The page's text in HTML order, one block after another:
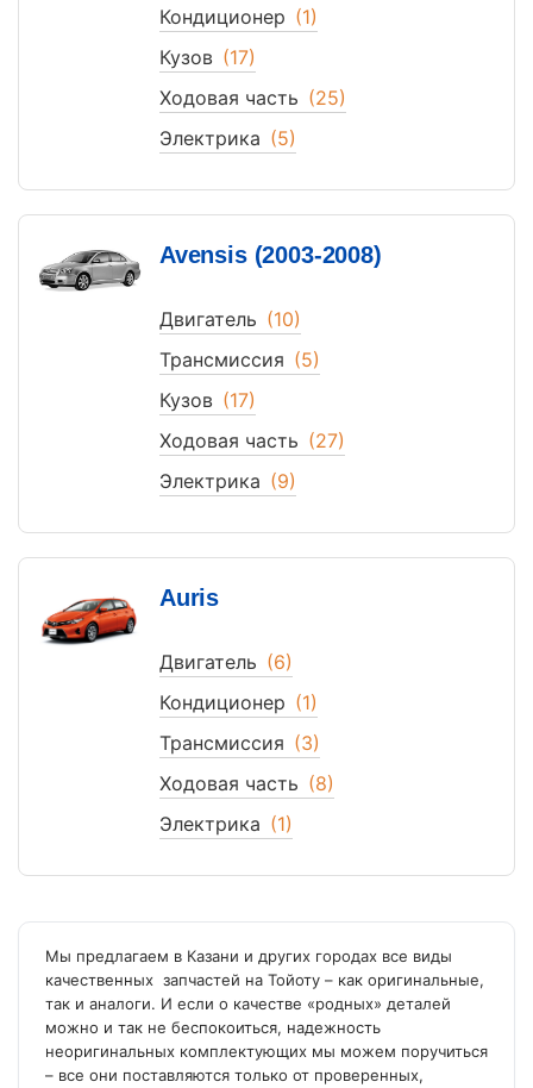
Кондиционер (1)
Кузов (17)
Ходовая часть (25)
Электрика (5)
Avensis (2003-2008)
Двигатель (10)
Трансмиссия (5)
Кузов (17)
Ходовая часть (27)
Электрика (9)
Auris
Двигатель (6)
Кондиционер (1)
Трансмиссия (3)
Ходовая часть (8)
Электрика (1)
Мы предлагаем в Казани и других городах все виды
качественных запчастей на Тойоту – как оригинальные,
так и аналоги. И если о качестве «родных» деталей
можно и так не беспокоиться, надежность
неоригинальных комплектующих мы можем поручиться
– все они поставляются только от проверенных,